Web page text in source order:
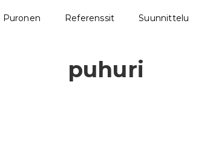
Puronen Referenssit Suunnittelu
puhuri